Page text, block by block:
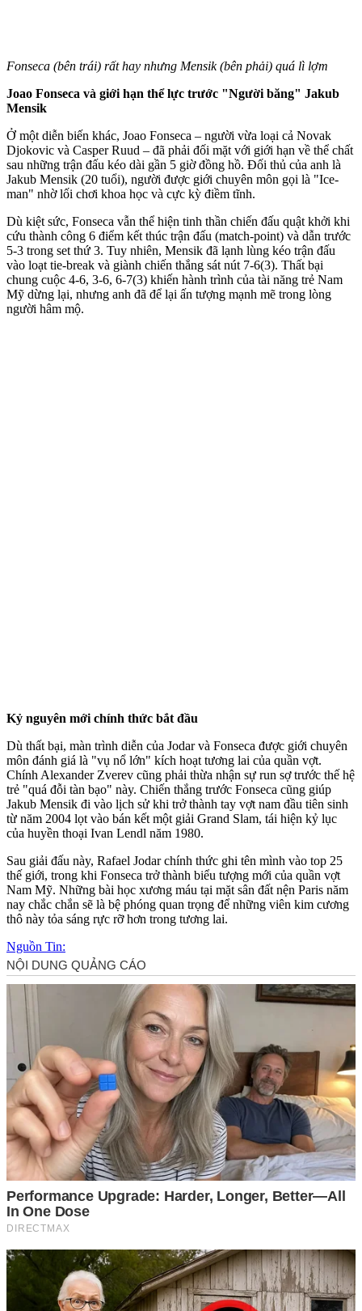
Fonseca (bên trái) rất hay nhưng Mensik (bên phải) quá lì lợm
Joao Fonseca và giới hạn thể lực trước "Người băng" Jakub
Mensik
Ở một diễn biến khác, Joao Fonseca – người vừa loại cả Novak
Djokovic và Casper Ruud – đã phải đối mặt với giới hạn về thể chất
sau những trận đấu kéo dài gần 5 giờ đồng hồ. Đối thủ của anh là
Jakub Mensik (20 tuổi), người được giới chuyên môn gọi là "Ice-
man" nhờ lối chơi khoa học và cực kỳ điềm tĩnh.
Dù kiệt sức, Fonseca vẫn thể hiện tinh thần chiến đấu quật khởi khi
cứu thành công 6 điểm kết thúc trận đấu (match-point) và dẫn trước
5-3 trong set thứ 3. Tuy nhiên, Mensik đã lạnh lùng kéo trận đấu
vào loạt tie-break và giành chiến thắng sát nút 7-6(3). Thất bại
chung cuộc 4-6, 3-6, 6-7(3) khiến hành trình của tài năng trẻ Nam
Mỹ dừng lại, nhưng anh đã để lại ấn tượng mạnh mẽ trong lòng
người hâm mộ.
Kỷ nguyên mới chính thức bắt đầu
Dù thất bại, màn trình diễn của Jodar và Fonseca được giới chuyên
môn đánh giá là "vụ nổ lớn" kích hoạt tương lai của quần vợt.
Chính Alexander Zverev cũng phải thừa nhận sự run sợ trước thế hệ
trẻ "quá đỗi tàn bạo" này. Chiến thắng trước Fonseca cũng giúp
Jakub Mensik đi vào lịch sử khi trở thành tay vợt nam đầu tiên sinh
từ năm 2004 lọt vào bán kết một giải Grand Slam, tái hiện kỷ lục
của huyền thoại Ivan Lendl năm 1980.
Sau giải đấu này, Rafael Jodar chính thức ghi tên mình vào top 25
thế giới, trong khi Fonseca trở thành biểu tượng mới của quần vợt
Nam Mỹ. Những bài học xương máu tại mặt sân đất nện Paris năm
nay chắc chắn sẽ là bệ phóng quan trọng để những viên kim cương
thô này tỏa sáng rực rỡ hơn trong tương lai.
Nguồn Tin: